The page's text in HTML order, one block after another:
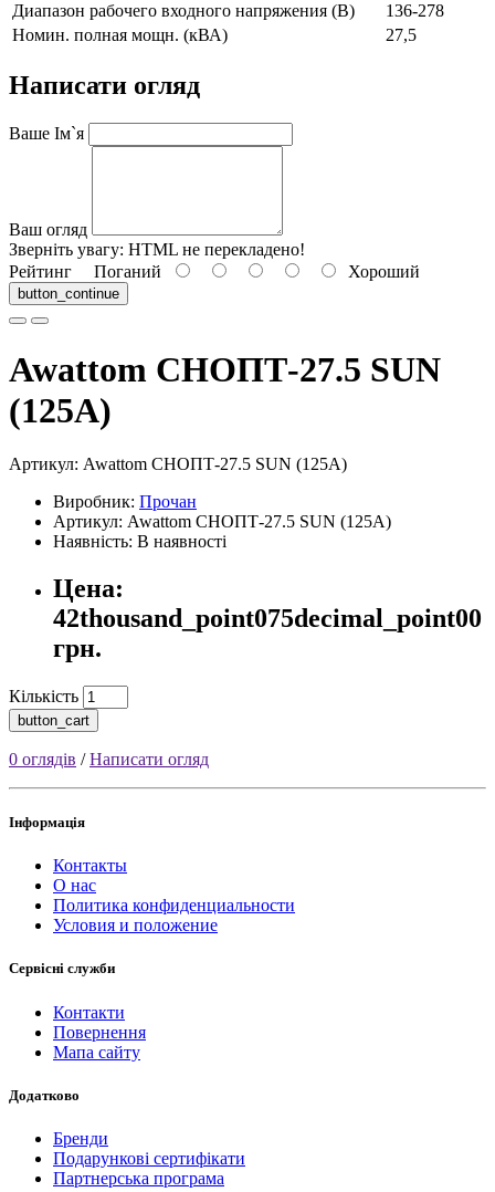
Диапазон рабочего входного напряжения (В)
136-278
Номин. полная мощн. (кВА)
27,5
Написати огляд
Ваше Ім`я
Ваш огляд
Зверніть увагу: HTML не перекладено!
Рейтинг Поганий Хороший
button_continue
Awattom СНОПТ-27.5 SUN
(125А)
Артикул: Awattom СНОПТ-27.5 SUN (125А)
Виробник: Прочан
Артикул: Awattom СНОПТ-27.5 SUN (125А)
Наявність: В наявності
Цена:
42thousand_point075decimal_point00
грн.
Кількість
button_cart
0 оглядів /Написати огляд
Інформація
Контакты
О нас
Политика конфиденциальности
Условия и положение
Сервісні служби
Контакти
Повернення
Мапа сайту
Додатково
Бренди
Подарункові сертифікати
Партнерська програма